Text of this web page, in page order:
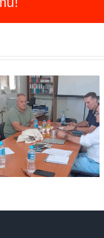
Novi program u
BiH: Mirovni
aktivisti napokon
dobivaju podršku
koju zaslužuju